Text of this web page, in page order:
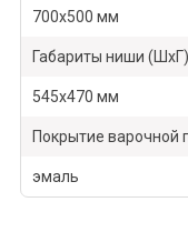
700х500 мм
Габариты ниши (ШхГ)
545х470 мм
Покрытие варочной
эмаль